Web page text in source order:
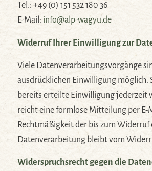
Tel.: +49 (0) 151 532 180 36
E-Mail: info@alp-wagyu.de
Widerruf Ihrer Einwilligung zur
Viele Datenverarbeitungsvorgänge
ausdrücklichen Einwilligung möglich.
bereits erteilte Einwilligung jederzeit
reicht eine formlose Mitteilung per E-
Rechtmäßigkeit der bis zum
Datenverarbeitung bleibt vom
Widerspruchsrecht gegen die